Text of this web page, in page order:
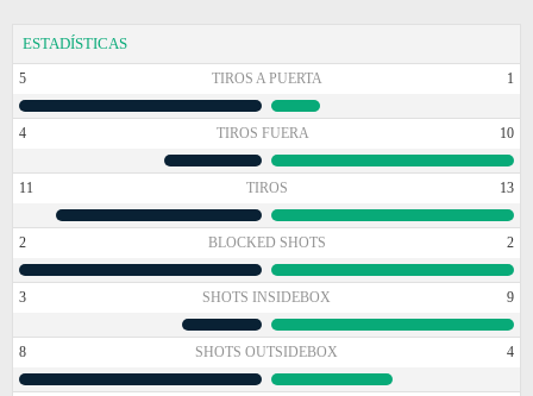
ESTADÍSTICAS
5 TIROS A PUERTA 1
4 TIROS FUERA 10
11 TIROS 13
2 BLOCKED SHOTS 2
3 SHOTS INSIDEBOX 9
8 SHOTS OUTSIDEBOX 4